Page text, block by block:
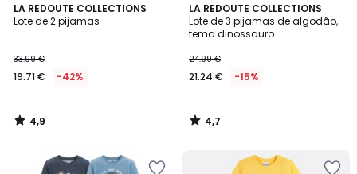
LA REDOUTE COLLECTIONS
Lote de 2 pijamas
33.99 €
19.71 € -42%
4,9
/ 5
4,9
/
LA REDOUTE COLLECTIONS
Lote de 3 pijamas de algodão,
tema dinossauro
24.99 €
21.24 € -15%
4,7
/ 5
4,7
/